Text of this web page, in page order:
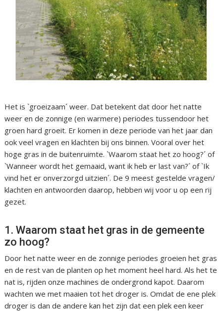
Het is `groeizaam´ weer. Dat betekent dat door het natte
weer en de zonnige (en warmere) periodes tussendoor het
groen hard groeit. Er komen in deze periode van het jaar dan
ook veel vragen en klachten bij ons binnen. Vooral over het
hoge gras in de buitenruimte. `Waarom staat het zo hoog?´ of
`Wanneer wordt het gemaaid, want ik heb er last van?´ of `Ik
vind het er onverzorgd uitzien´. De 9 meest gestelde vragen/
klachten en antwoorden daarop, hebben wij voor u op een rij
gezet.
1. Waarom staat het gras in de gemeente
zo hoog?
Door het natte weer en de zonnige periodes groeien het gras
en de rest van de planten op het moment heel hard. Als het te
nat is, rijden onze machines de ondergrond kapot. Daarom
wachten we met maaien tot het droger is. Omdat de ene plek
droger is dan de andere kan het zijn dat een plek een keer